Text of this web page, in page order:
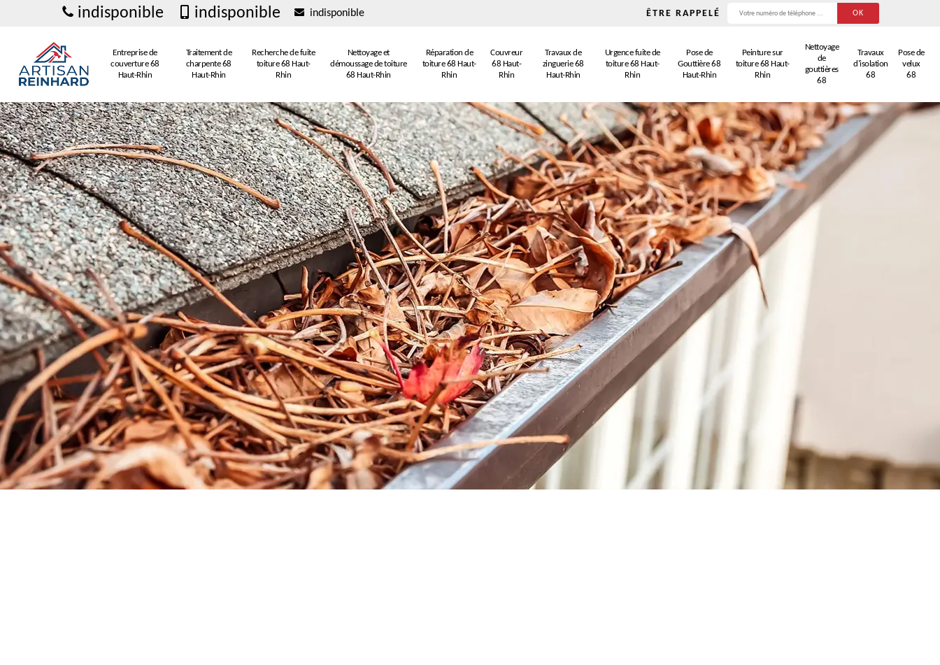
indisponible indisponible indisponible ÊTRE RAPPELÉ
Entreprise de
couverture 68
Haut-Rhin
Traitement de
charpente 68
Haut-Rhin
Recherche de fuite
toiture 68 Haut-
Rhin
Nettoyage et
démoussage de toiture
68 Haut-Rhin
Réparation de
toiture 68 Haut-
Rhin
Couvreur
68 Haut-
Rhin
Travaux de
zinguerie 68
Haut-Rhin
Urgence fuite de
toiture 68 Haut-
Rhin
Pose de
Gouttière 68
Haut-Rhin
Peinture sur
toiture 68 Haut-
Rhin
Nettoyage
de
gouttières
68
Travaux
d'isolation
68
Pose de
velux
68